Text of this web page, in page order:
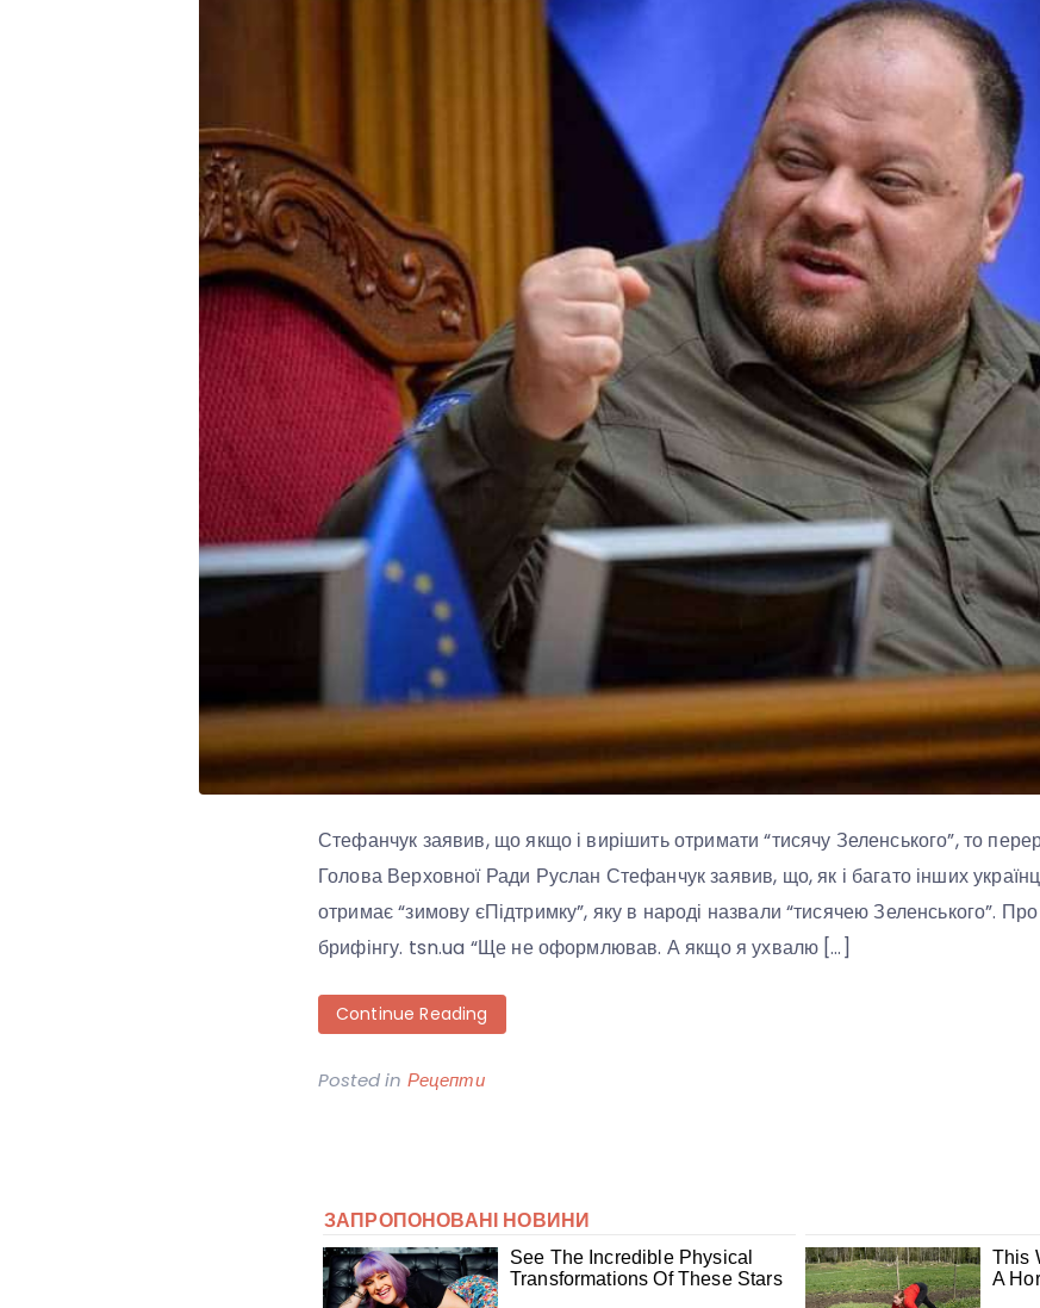
Стефанчук заявив, що якщо і вирішить отримати “тисячу Зеленського”, то
Голова Верховної Ради Руслан Стефанчук заявив, що, як і багато інших
отримає “зимову єПідтримку”, яку в народі назвали “тисячею Зеленського”.
брифінгу. tsn.ua “Ще не оформлював. А якщо я ухвалю […]
Continue Reading
Posted in Рецепти